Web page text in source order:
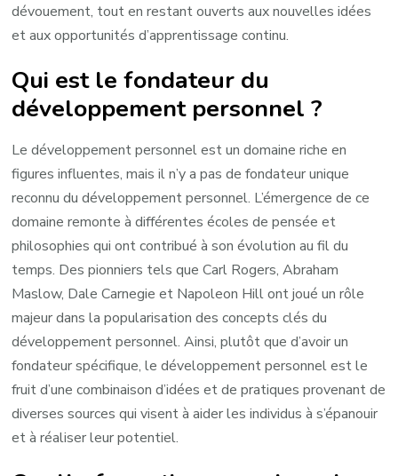
dévouement, tout en restant ouverts aux nouvelles idées
et aux opportunités d’apprentissage continu.
Qui est le fondateur du
développement personnel ?
Le développement personnel est un domaine riche en
figures influentes, mais il n’y a pas de fondateur unique
reconnu du développement personnel. L’émergence de ce
domaine remonte à différentes écoles de pensée et
philosophies qui ont contribué à son évolution au fil du
temps. Des pionniers tels que Carl Rogers, Abraham
Maslow, Dale Carnegie et Napoleon Hill ont joué un rôle
majeur dans la popularisation des concepts clés du
développement personnel. Ainsi, plutôt que d’avoir un
fondateur spécifique, le développement personnel est le
fruit d’une combinaison d’idées et de pratiques provenant de
diverses sources qui visent à aider les individus à s’épanouir
et à réaliser leur potentiel.